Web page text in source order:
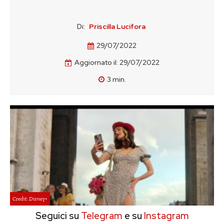
Di: Priscilla Lucifora
29/07/2022
Aggiornato il: 29/07/2022
3 min.
Credit: Disney+
Seguici su Telegram e su Instagram